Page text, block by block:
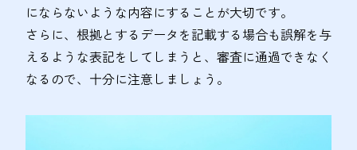
にならないような内容にすることが大切です。
さらに、根拠とするデータを記載する場合も誤解を与
えるような表記をしてしまうと、審査に通過できなく
なるので、十分に注意しましょう。